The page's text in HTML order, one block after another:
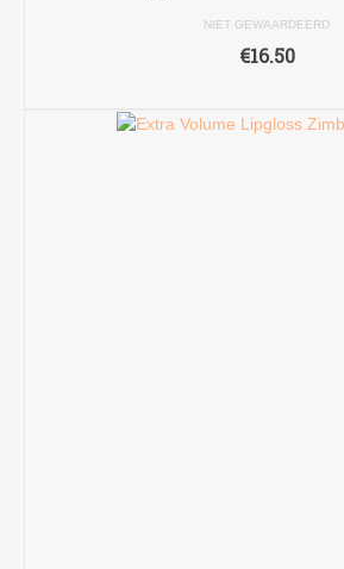
NIET GEWAARDEERD
€16.50